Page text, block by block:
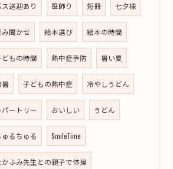
ス送迎あり 笹飾り 短冊 七夕様
み聞かせ 絵本選び 絵本の時間
どもの時間 熱中症予防 暑い夏
暑 子どもの熱中症 冷やしうどん
パートリー おいしい うどん
ゅるちゅる SmileTime
かふみ先生との親子で体操